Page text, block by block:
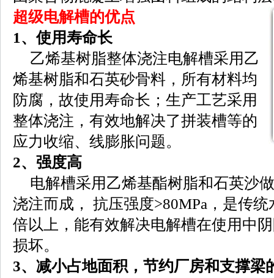
超级电解槽的优点
1、使用寿命长
乙烯基树脂整体浇注电解槽采用乙
烯基树脂和石英砂骨料，所有材料均
防腐，故使用寿命长；生产工艺采用
整体浇注，有效地解决了拼装槽等的
应力收缩、线膨胀问题。
2、强度高
电解槽采用乙烯基酯树脂和石英沙
浇注而成， 抗压强度>80MPa，是传
倍以上，能有效解决电解槽在使用中
损坏。
3、减小占地面积，节约厂房和支撑梁